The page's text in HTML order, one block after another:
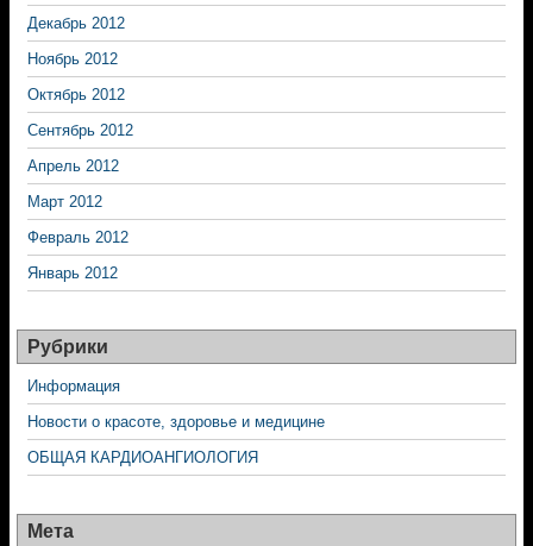
Декабрь 2012
Ноябрь 2012
Октябрь 2012
Сентябрь 2012
Апрель 2012
Март 2012
Февраль 2012
Январь 2012
Рубрики
Информация
Новости о красоте, здоровье и медицине
ОБЩАЯ КАРДИОАНГИОЛОГИЯ
Мета